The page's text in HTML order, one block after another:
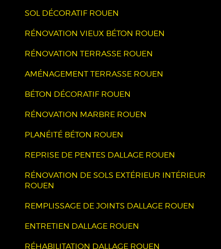
SOL DÉCORATIF ROUEN
RÉNOVATION VIEUX BÉTON ROUEN
RÉNOVATION TERRASSE ROUEN
AMÉNAGEMENT TERRASSE ROUEN
BÉTON DÉCORATIF ROUEN
RÉNOVATION MARBRE ROUEN
PLANÉITÉ BÉTON ROUEN
REPRISE DE PENTES DALLAGE ROUEN
RÉNOVATION DE SOLS EXTÉRIEUR INTÉRIEUR
ROUEN
REMPLISSAGE DE JOINTS DALLAGE ROUEN
ENTRETIEN DALLAGE ROUEN
RÉHABILITATION DALLAGE ROUEN